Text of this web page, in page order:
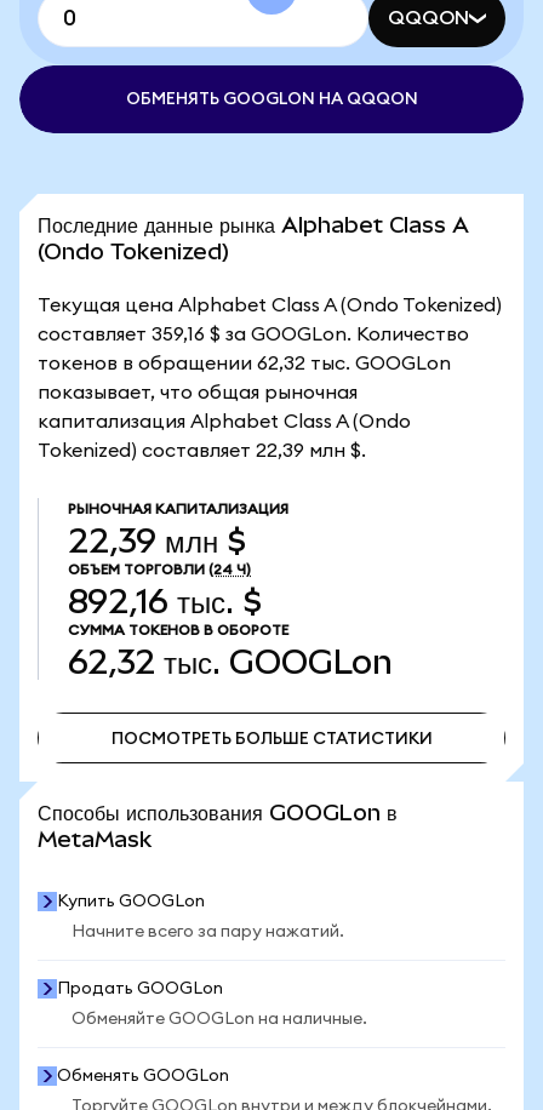
QQQON
ОБМЕНЯТЬ GOOGLON НА QQQON
Последние данные рынка Alphabet Class A
(Ondo Tokenized)
Текущая цена Alphabet Class A (Ondo Tokenized)
составляет 359,16 $ за GOOGLon. Количество
токенов в обращении 62,32 тыс. GOOGLon
показывает, что общая рыночная
капитализация Alphabet Class A (Ondo
Tokenized) составляет 22,39 млн $.
РЫНОЧНАЯ КАПИТАЛИЗАЦИЯ
22,39 млн $
ОБЪЕМ ТОРГОВЛИ (24 Ч)
892,16 тыс. $
СУММА ТОКЕНОВ В ОБОРОТЕ
62,32 тыс. GOOGLon
ПОСМОТРЕТЬ БОЛЬШЕ СТАТИСТИКИ
Способы использования GOOGLon в
MetaMask
Купить GOOGLon
Начните всего за пару нажатий.
Продать GOOGLon
Обменяйте GOOGLon на наличные.
Обменять GOOGLon
Торгуйте GOOGLon внутри и между блокчейнами.